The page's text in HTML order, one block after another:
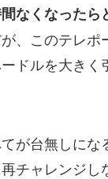
なくなった
、このテレポ
ドルを大きく
が台無しにな
チャレンジし